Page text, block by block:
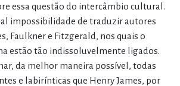
essa questão do intercâmbio cultural.
impossibilidade de traduzir autores
Faulkner e Fitzgerald, nos quais o
estão tão indissoluvelmente ligados.
da melhor maneira possível, todas
e labirínticas que Henry James, por